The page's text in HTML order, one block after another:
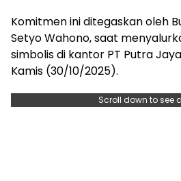
Komitmen ini ditegaskan oleh
Setyo Wahono, saat
simbolis di kantor PT Putra
Kamis (30/10/2025).
Scroll down to see